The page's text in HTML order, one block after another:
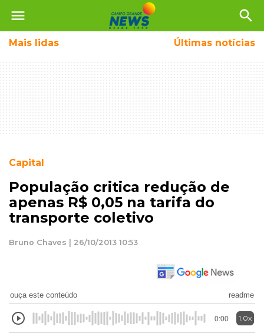
menu search
Mais lidas Últimas notícias
Capital
População critica redução de
apenas R$ 0,05 na tarifa do
transporte coletivo
Bruno Chaves | 26/10/2013 10:53
ouça este conteúdo readme
0:00 1.0x